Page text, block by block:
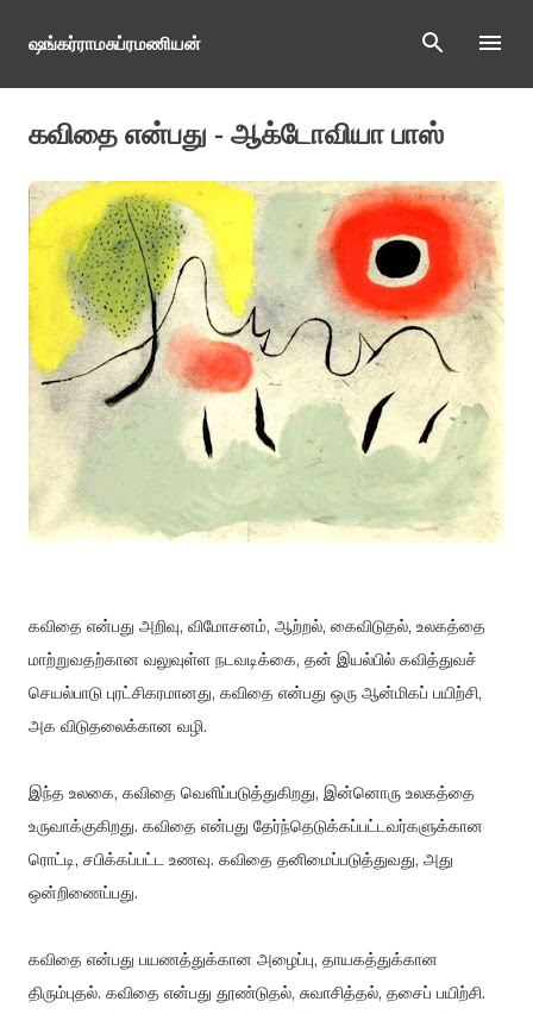
Skip to main content
ஷங்கர்ராமசுப்ரமணியன்
கவிதை என்பது - ஆக்டோவியா பாஸ்
கவிதை என்பது அறிவு, விமோசனம், ஆற்றல், கைவிடுதல், உலகத்தை
மாற்றுவதற்கான வலுவுள்ள நடவடிக்கை, தன் இயல்பில் கவித்துவச்
செயல்பாடு புரட்சிகரமானது, கவிதை என்பது ஒரு ஆன்மிகப் பயிற்சி,
அக விடுதலைக்கான வழி.
இந்த உலகை, கவிதை வெளிப்படுத்துகிறது, இன்னொரு உலகத்தை
உருவாக்குகிறது. கவிதை என்பது தேர்ந்தெடுக்கப்பட்டவர்களுக்கான
ரொட்டி, சபிக்கப்பட்ட உணவு. கவிதை தனிமைப்படுத்துவது, அது
ஒன்றிணைப்பது.
கவிதை என்பது பயணத்துக்கான அழைப்பு, தாயகத்துக்கான
திரும்புதல். கவிதை என்பது தூண்டுதல், சுவாசித்தல், தசைப் பயிற்சி.